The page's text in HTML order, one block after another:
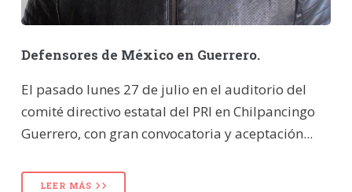
Defensores de México en Guerrero.
El pasado lunes 27 de julio en el auditorio del
comité directivo estatal del PRI en Chilpancingo
Guerrero, con gran convocatoria y aceptación...
LEER MÁS